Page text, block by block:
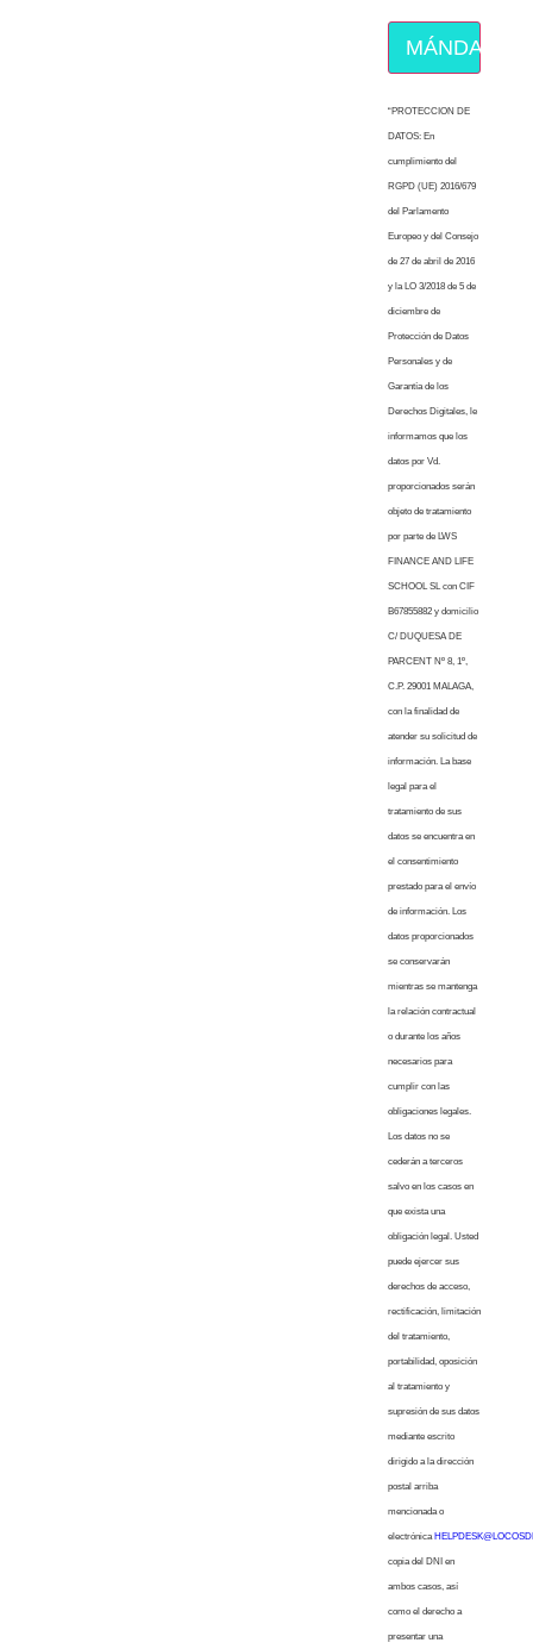
MÁNDAME
“PROTECCION DE
DATOS: En
cumplimiento del
RGPD (UE) 2016/679
del Parlamento
Europeo y del Consejo
de 27 de abril de 2016
y la LO 3/2018 de 5 de
diciembre de
Protección de Datos
Personales y de
Garantía de los
Derechos Digitales, le
informamos que los
datos por Vd.
proporcionados serán
objeto de tratamiento
por parte de LWS
FINANCE AND LIFE
SCHOOL SL con CIF
B67855882 y domicilio
C/ DUQUESA DE
PARCENT Nº 8, 1º,
C.P. 29001 MALAGA,
con la finalidad de
atender su solicitud de
información. La base
legal para el
tratamiento de sus
datos se encuentra en
el consentimiento
prestado para el envío
de información. Los
datos proporcionados
se conservarán
mientras se mantenga
la relación contractual
o durante los años
necesarios para
cumplir con las
obligaciones legales.
Los datos no se
cederán a terceros
salvo en los casos en
que exista una
obligación legal. Usted
puede ejercer sus
derechos de acceso,
rectificación, limitación
del tratamiento,
portabilidad, oposición
al tratamiento y
supresión de sus datos
mediante escrito
dirigido a la dirección
postal arriba
mencionada o
electrónica
copia del DNI en
ambos casos, así
como el derecho a
presentar una